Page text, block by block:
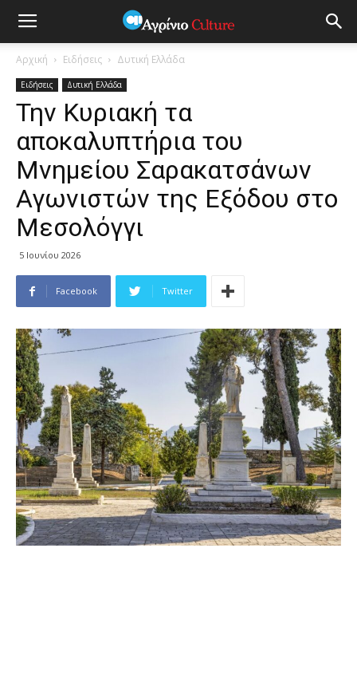
Αρχική Ειδήσεις Δυτική Ελλάδα
Ειδήσεις Δυτική Ελλάδα
Την Κυριακή τα
αποκαλυπτήρια του
Μνημείου Σαρακατσάνων
Αγωνιστών της Εξόδου στο
Μεσολόγγι
5 Ιουνίου 2026
Facebook Twitter